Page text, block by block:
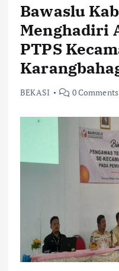
Bawaslu
Menghadiri
PTPS
BEKASI 0 Comments